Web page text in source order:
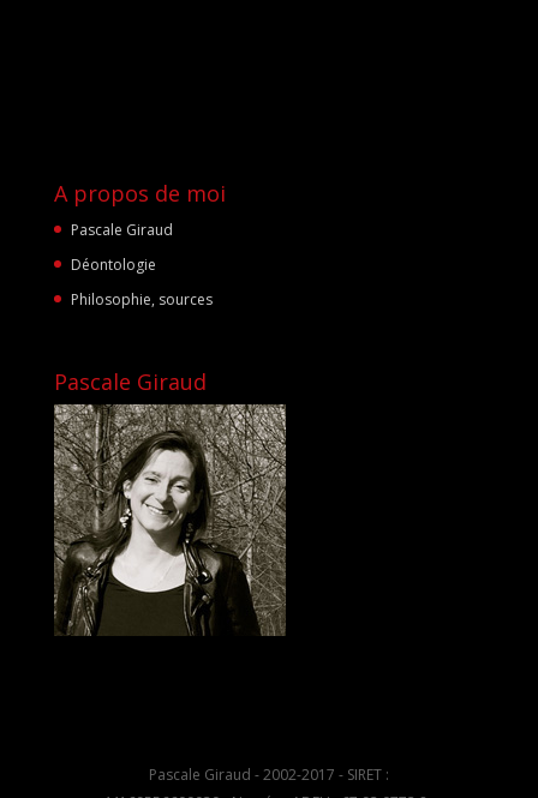
A propos de moi
Pascale Giraud
Déontologie
Philosophie, sources
Pascale Giraud
Pascale Giraud - 2002-2017 - SIRET :